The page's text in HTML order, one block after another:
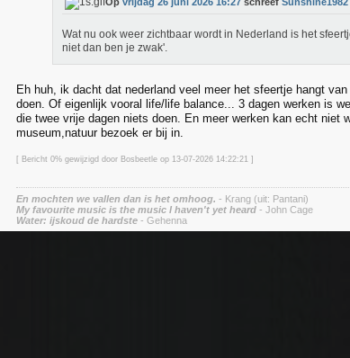
Wat nu ook weer zichtbaar wordt in Nederland is het
niet dan ben je zwak'.
Eh huh, ik dacht dat nederland veel meer het sfeertje hangt
doen. Of eigenlijk vooral life/life balance... 3 dagen werken is
die twee vrije dagen niets doen. En meer werken kan echt niet
museum,natuur bezoek er bij in.
[ Bericht 0% gewijzigd door Bosbeetle op 13-07-2026 14:22:21 ]
En mochten we vallen dan is het omhoog. - Krang (uit: Pantani)
My favourite music is the music I haven't yet heard - John Cage
Water: ijskoud de hardste - Gehenna